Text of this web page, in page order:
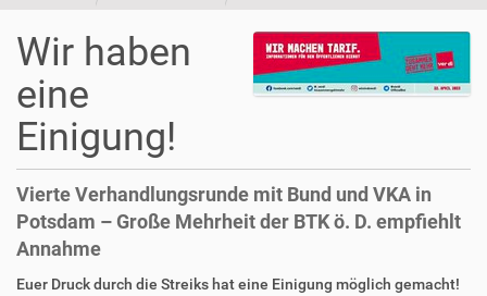
Wir haben
eine
Einigung!
Vierte Verhandlungsrunde mit Bund und VKA in
Potsdam – Große Mehrheit der BTK ö. D. empfiehlt
Annahme
Euer Druck durch die Streiks hat eine Einigung möglich gemacht!